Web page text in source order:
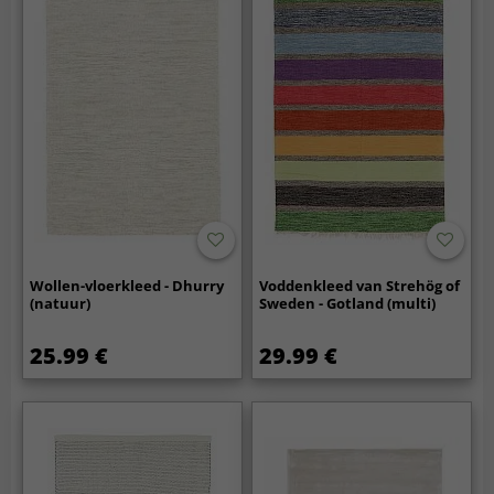
Wollen-vloerkleed - Dhurry
(natuur)
25.99 €
Voddenkleed van Strehög of
Sweden - Gotland (multi)
29.99 €